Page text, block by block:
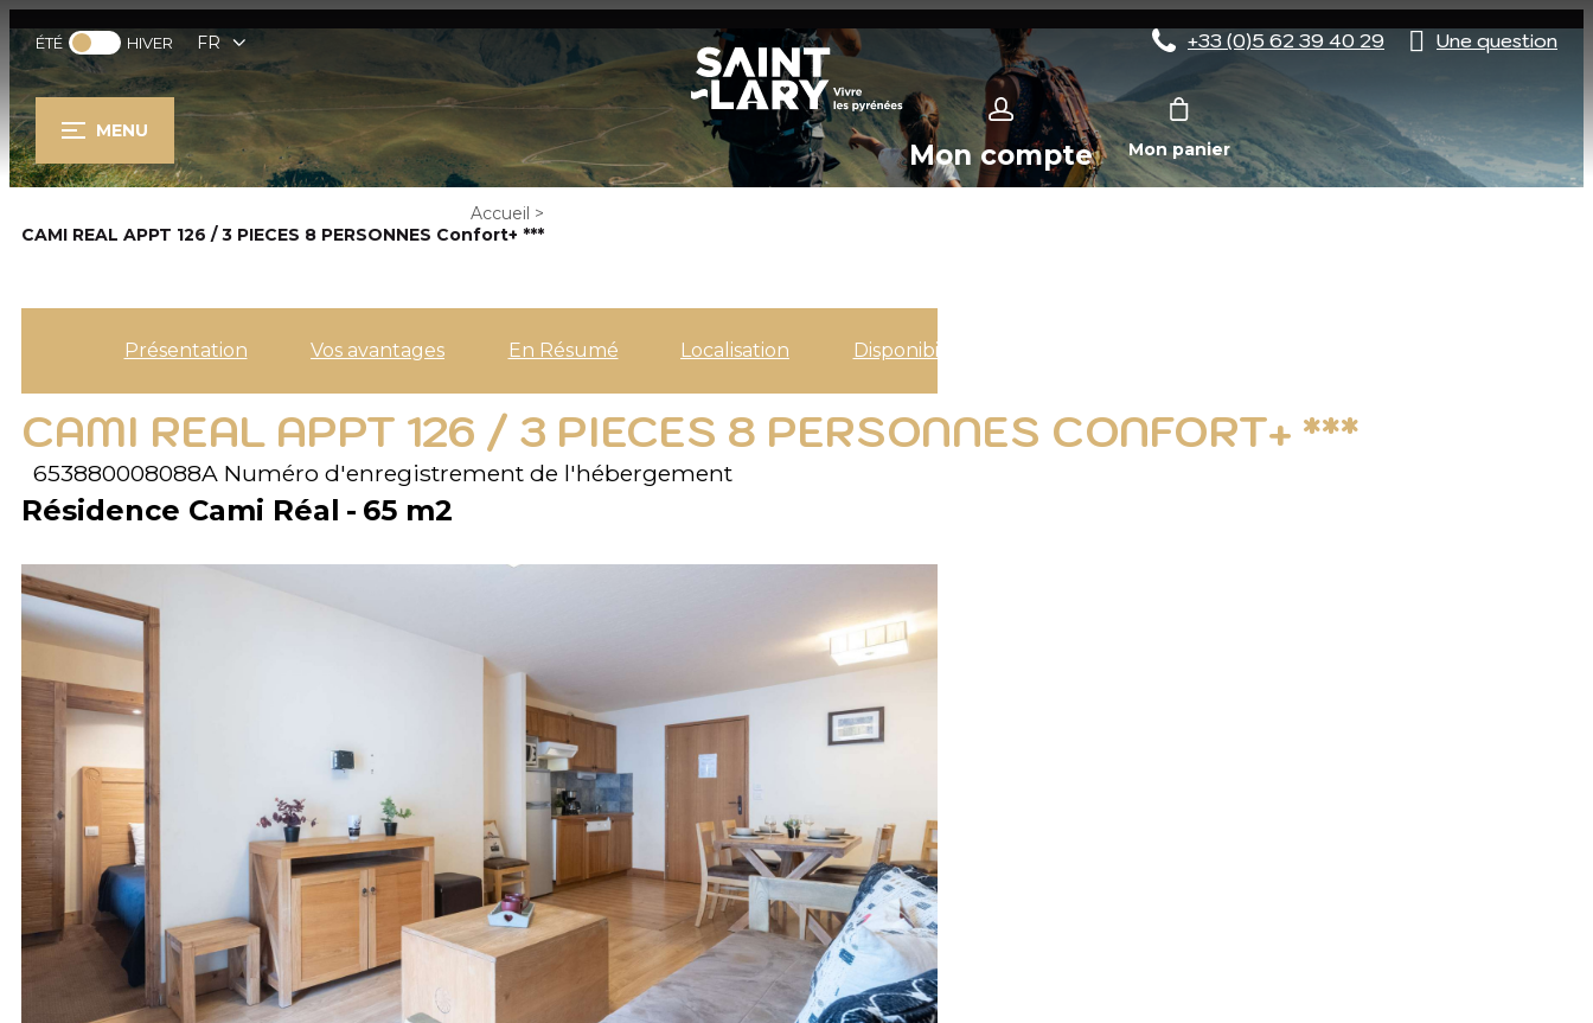
ÉTÉ HIVER FR +33 (0)5 62 39 40 29 Une question
MENU
Mon compte Mon panier
Accueil >
CAMI REAL APPT 126 / 3 PIECES 8 PERSONNES Confort+ ***
Présentation Vos avantages En Résumé Localisation Disponibilités
CAMI REAL APPT 126 / 3 PIECES 8 PERSONNES CONFORT+ ***
653880008088A Numéro d'enregistrement de l'hébergement
Résidence Cami Réal 65 m2